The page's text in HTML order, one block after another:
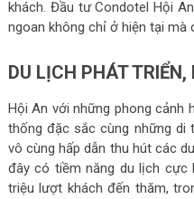
khách. Đầu tư Condotel Hội
ngoan không chỉ ở hiện tại mà
DU LỊCH PHÁT
Hội An với những phong cảnh
thống đặc sắc cùng những
vô cùng hấp dẫn thu hút các
đây có tiềm năng du lịch cực
triệu lượt khách đến thăm,